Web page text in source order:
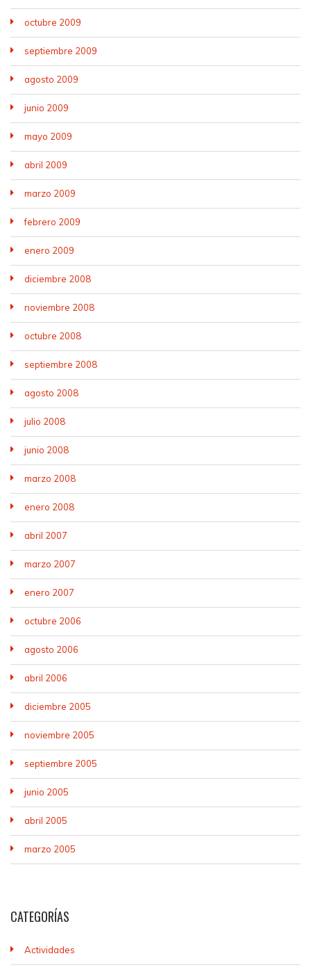
octubre 2009
septiembre 2009
agosto 2009
junio 2009
mayo 2009
abril 2009
marzo 2009
febrero 2009
enero 2009
diciembre 2008
noviembre 2008
octubre 2008
septiembre 2008
agosto 2008
julio 2008
junio 2008
marzo 2008
enero 2008
abril 2007
marzo 2007
enero 2007
octubre 2006
agosto 2006
abril 2006
diciembre 2005
noviembre 2005
septiembre 2005
junio 2005
abril 2005
marzo 2005
CATEGORÍAS
Actividades